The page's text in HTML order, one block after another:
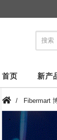
首页 新产
/ Fibermart